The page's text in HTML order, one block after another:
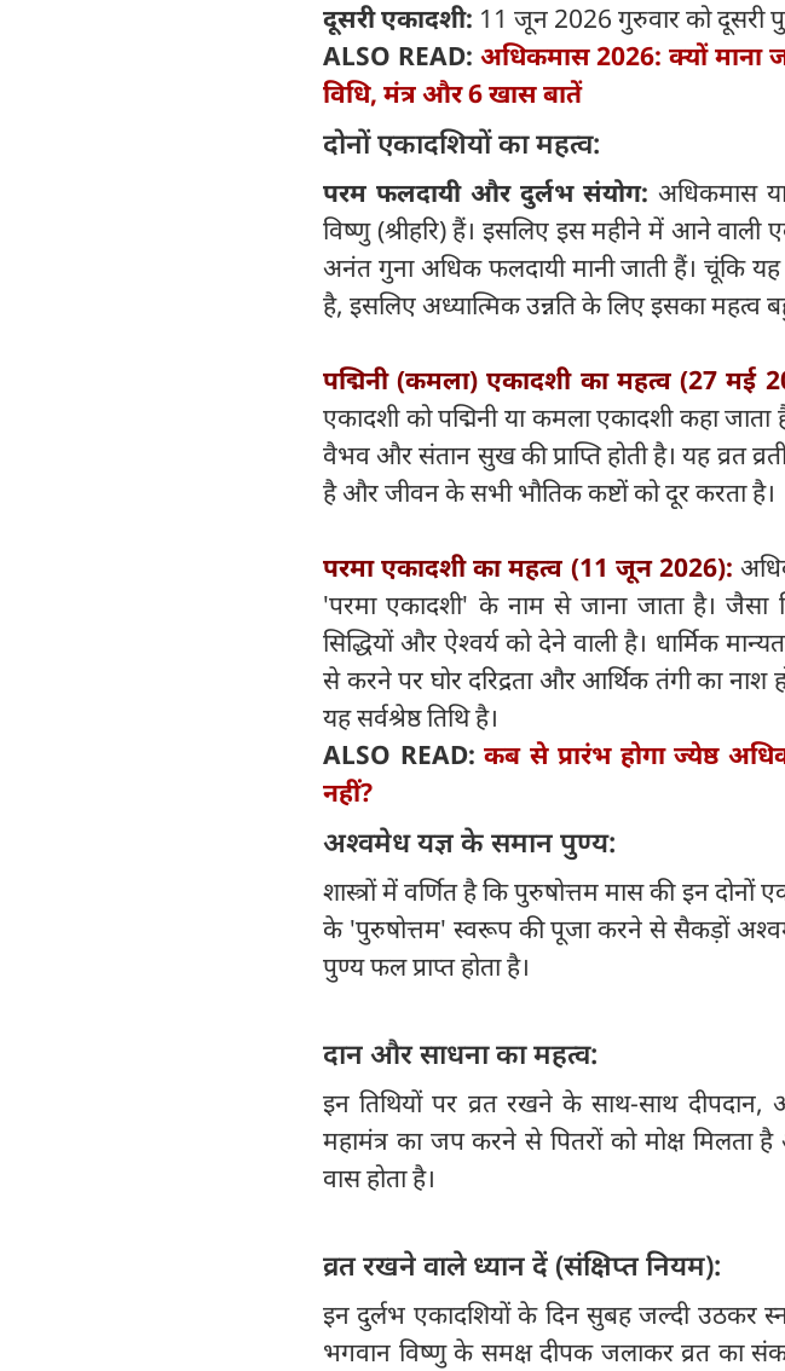
दूसरी एकादशी: 11 जून 2026 गुरुवार को दूसरी
ALSO READ: अधिकमास 2026: क्यों माना
विधि, मंत्र और 6 खास बातें
दोनों एकादशियों का महत्व:
परम फलदायी और दुर्लभ संयोग: अधिकमास
विष्णु (श्रीहरि) हैं। इसलिए इस महीने में आने वाली
अनंत गुना अधिक फलदायी मानी जाती हैं। चूंकि
है, इसलिए अध्यात्मिक उन्नति के लिए इसका महत्व
पद्मिनी (कमला) एकादशी का महत्व (27 मई
एकादशी को पद्मिनी या कमला एकादशी कहा जाता
वैभव और संतान सुख की प्राप्ति होती है। यह व्रत
है और जीवन के सभी भौतिक कष्टों को दूर करता है।
परमा एकादशी का महत्व (11 जून 2026):
'परमा एकादशी' के नाम से जाना जाता है।
सिद्धियों और ऐश्वर्य को देने वाली है। धार्मिक
से करने पर घोर दरिद्रता और आर्थिक तंगी का नाश
यह सर्वश्रेष्ठ तिथि है।
ALSO READ: कब से प्रारंभ होगा ज्येष्ठ
नहीं?
अश्वमेध यज्ञ के समान पुण्य:
शास्त्रों में वर्णित है कि पुरुषोत्तम मास की इन
के 'पुरुषोत्तम' स्वरूप की पूजा करने से सैकड़ों
पुण्य फल प्राप्त होता है।
दान और साधना का महत्व:
इन तिथियों पर व्रत रखने के साथ-साथ
महामंत्र का जप करने से पितरों को मोक्ष
वास होता है।
व्रत रखने वाले ध्यान दें (संक्षिप्त नियम):
इन दुर्लभ एकादशियों के दिन सुबह जल्दी उठकर
भगवान विष्णु के समक्ष दीपक जलाकर व्रत का